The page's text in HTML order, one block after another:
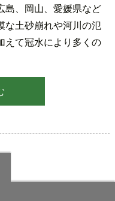
島、岡山、愛媛県など
な土砂崩れや河川の氾
えて冠水により多くの